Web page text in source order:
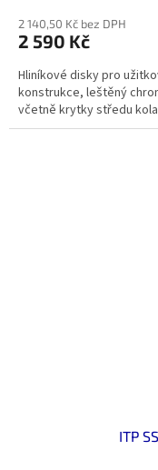
2 140,50 Kč bez DPH
2 590 Kč
Hliníkové disky pro
konstrukce, leštěný
včetně krytky středu
ITP